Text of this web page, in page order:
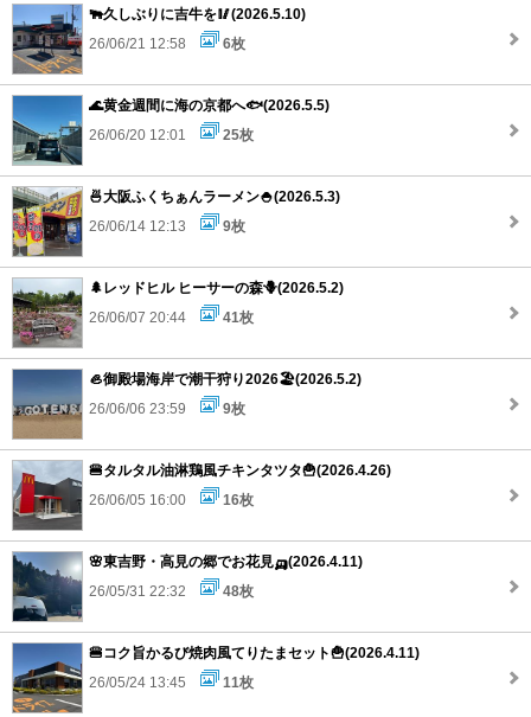
🐃久しぶりに吉牛を🥢(2026.5.10)
26/06/21 12:58
6枚
🌊黄金週間に海の京都へ🐟(2026.5.5)
26/06/20 12:01
25枚
🍜大阪ふくちぁんラーメン🍚(2026.5.3)
26/06/14 12:13
9枚
🌲レッドヒル ヒーサーの森🪻(2026.5.2)
26/06/07 20:44
41枚
🦪御殿場海岸で潮干狩り2026🏖️(2026.5.2)
26/06/06 23:59
9枚
🍔タルタル油淋鶏風チキンタツタ🍟(2026.4.26)
26/06/05 16:00
16枚
🌸東吉野・高見の郷でお花見🛺(2026.4.11)
26/05/31 22:32
48枚
🍔コク旨かるび焼肉風てりたまセット🍟(2026.4.11)
26/05/24 13:45
11枚